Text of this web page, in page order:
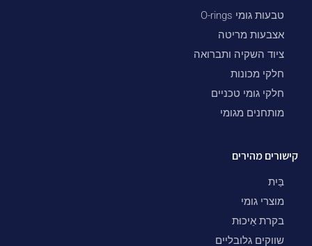
טבעות גומי O-rings
אצבעות מריטה
ציוד השקיה ותברואה
חלקי מכונות
חלקי גומי טכניים
מותחנים מגומי
קישורים מהירים
בַּיִת
מוצרי גומי
בקרת אֵיכוּת
שווקים גלובליים